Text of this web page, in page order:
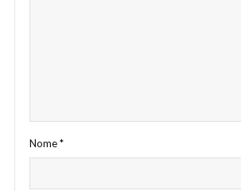
Nome*